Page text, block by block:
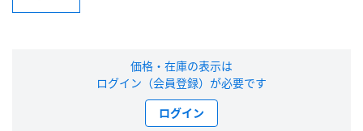
価格・在庫の表示は
ログイン（会員登録）が必要です
ログイン
ログイン
※パスワードをお忘れの方は、パスワード再発行ページ
お問い合わせページ